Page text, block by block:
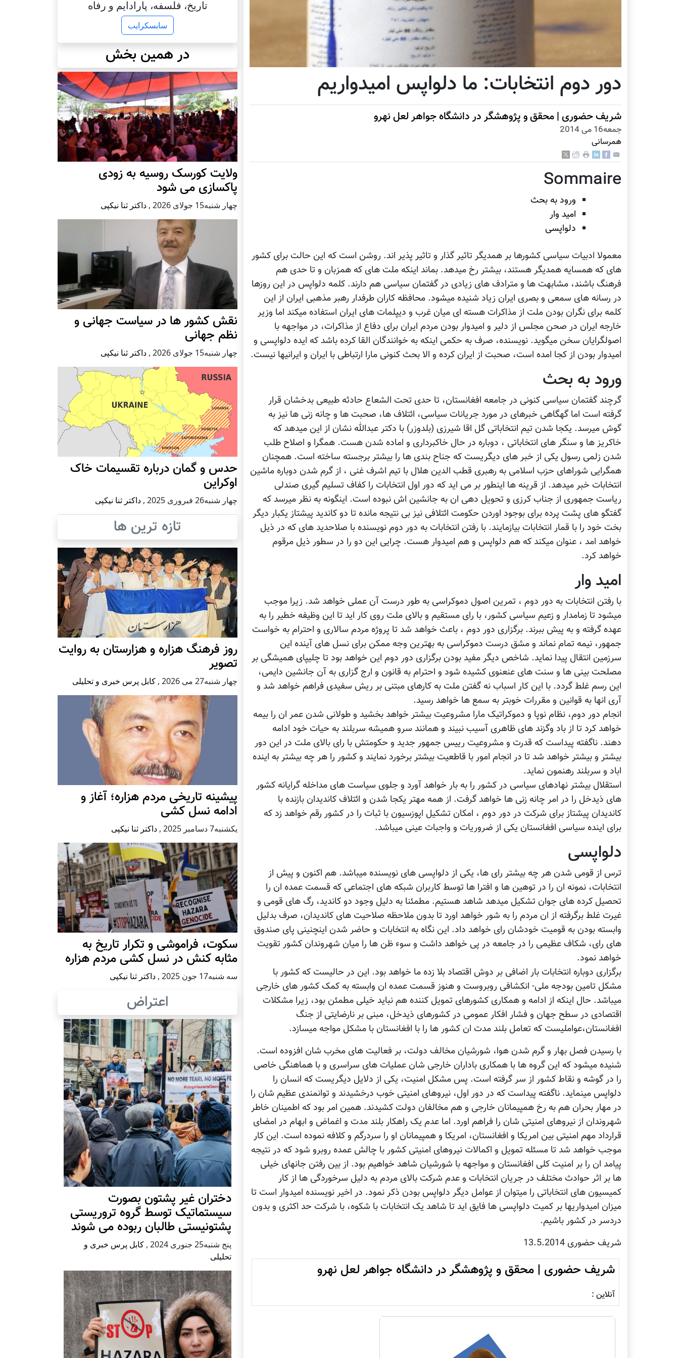
دور دوم انتخابات: ما دلواپس امیدواریم
شریف حضوری | محقق و پژوهشگر در دانشگاه جواهر لعل نهرو
جمعه16 می 2014
همرسانی
Sommaire
ورود به بحث
امید وار
دلواپسی
معمولا ادبیات سیاسی کشورها بر همدیگر تاثیر گذار و تاثیر پذیر اند. روشن است که این حالت برای کشور
های که همسایه همدیگر هستند، بیشتر رخ میدهد. بماند اینکه ملت های که همزبان و تا حدی هم
فرهنگ باشند، مشابهت ها و مترادف های زیادی در گفتمان سیاسی هم دارند. کلمه دلواپس در این روزها
در رسانه های سمعی و بصری ایران زیاد شنیده میشود. محافظه کاران طرفدار رهبر مذهبی ایران از این
کلمه برای نگران بودن ملت از مذاکرات هسته ای میان غرب و دیپلمات های ایران استفاده میکند اما وزیر
خارجه ایران در صحن مجلس از دلیر و امیدوار بودن مردم ایران برای دفاع از مذاکرات، در مواجهه با
اصولگرایان سخن میگوید. نویسنده، صرف به حکمی اینکه به خوانندگان القا کرده باشد که ایده دلواپسی و
امیدوار بودن از کجا امده است، صحبت از ایران کرده و الا بحث کنونی مارا ارتباطی با ایران و ایرانیها نیست.
ورود به بحث
گرچند گفتمان سیاسی کنونی در جامعه افغانستان، تا حدی تحت الشعاع حادثه طبیعی بدخشان قرار
گرفته است اما گهگاهی خبرهای در مورد جریانات سیاسی، ائتلاف ها، صحبت ها و چانه زنی ها نیز به
گوش میرسد. یکجا شدن تیم انتخاباتی گل اقا شیرزی (بلدوزر) با دکتر عبدالله نشان از این میدهد که
خاکریز ها و سنگر های انتخاباتی ، دوباره در حال خاکبرداری و اماده شدن هست. همگرا و اصلاح طلب
شدن زلمی رسول یکی از خبر های دیگریست که جناح بندی ها را بیشتر برجسته ساخته است. همچنان
همگرایی شوراهای حزب اسلامی به رهبری قطب الدین هلال با تیم اشرف غنی ، از گرم شدن دوباره ماشین
انتخابات خبر میدهد. از قرینه ها اینطور بر می اید که دور اول انتخابات را کفاف تسلیم گیری صندلی
ریاست جمهوری از جناب کرزی و تحویل دهی ان به جانشین اش نبوده است. اینگونه به نظر میرسد که
گفتگو های پشت پرده برای بوجود اوردن حکومت ائتلافی نیز بی نتیجه مانده تا دو کاندید پیشتاز یکبار دیگر
بخت خود را با قمار انتخابات بیازمایند. با رفتن انتخابات به دور دوم نویسنده با صلاحدید های که در ذیل
خواهد امد ، عنوان میکند که هم دلواپس و هم امیدوار هست. چرایی این دو را در سطور ذیل مرقوم
خواهد کرد.
امید وار
با رفتن انتخابات به دور دوم ، تمرین اصول دموکراسی به طور درست آن عملی خواهد شد. زیرا موجب
میشود تا زمامدار و زعیم سیاسی کشور، با رای مستقیم و بالای ملت روی کار اید تا این وظیفه خطیر را به
عهده گرفته و به پیش ببرند. برگزاری دور دوم ، باعث خواهد شد تا پروژه مردم سالاری و احترام به خواست
جمهور، نیمه تمام نماند و مشق درست دموکراسی به بهترین وجه ممکن برای نسل های آینده این
سرزمین انتقال پیدا نماید. شاخص دیگر مفید بودن برگزاری دور دوم این خواهد بود تا چلیپای همیشگی بر
مصلحت بینی ها و سنت های عنعنوی کشیده شود و احترام به قانون و ارج گزاری به آن جانشین دایمی،
این رسم غلط گردد. با این کار اسباب نه گفتن ملت به کارهای مبتنی بر ریش سفیدی فراهم خواهد شد و
آری انها به قوانین و مقررات خوبتر به سمع ها خواهد رسید.
انجام دور دوم، نظام نوپا و دموکراتیک مارا مشروعیت بیشتر خواهد بخشید و طولانی شدن عمر ان را بیمه
خواهد کرد تا از باد وگزند های ظاهری آسیب نبیند و همانند سرو همیشه سربلند به حیات خود ادامه
دهند. ناگفته پیداست که قدرت و مشروعیت رییس جمهور جدید و حکومتش با رای بالای ملت در این دور
بیشتر و بیشتر خواهد شد تا در انجام امور با قاطعیت بیشتر برخورد نمایند و کشور را هر چه بیشتر به اینده
اباد و سربلند رهنمون نماید.
استقلال بیشتر نهادهای سیاسی در کشور را به بار خواهد آورد و جلوی سیاست های مداخله گرایانه کشور
های ذیدخل را در امر چانه زنی ها خواهد گرفت. از همه مهتر یکجا شدن و ائتلاف کاندیدان بازنده با
کاندیدان پیشتاز برای شرکت در دور دوم ، امکان تشکیل اپوزسیون با ثبات را در کشور رقم خواهد زد که
برای اینده سیاسی افغانستان یکی از ضروریات و واجبات عینی میباشد.
دلواپسی
ترس از قومی شدن هر چه بیشتر رای ها، یکی از دلواپسی های نویسنده میباشد. هم اکنون و پیش از
انتخابات، نمونه ان را در توهین ها و افترا ها توسط کاربران شبکه های اجتماعی که قسمت عمده ان را
تحصیل کرده های جوان تشکیل میدهد شاهد هستیم. مطمئنا به دلیل وجود دو کاندید، رگ های قومی و
غیرت غلط برگرفته از ان مردم را به شور خواهد اورد تا بدون ملاحظه صلاحیت های کاندیدان، صرف بدلیل
وابسته بودن به قومیت خودشان رای خواهد داد. این نگاه به انتخابات و حاضر شدن اینچنینی پای صندوق
های رای، شکاف عظیمی را در جامعه در پی خواهد داشت و سوء ظن ها را میان شهروندان کشور تقویت
خواهد نمود.
برگزاری دوباره انتخابات بار اضافی بر دوش اقتصاد بلا زده ما خواهد بود. این در حالیست که کشور با
مشکل تامین بودجه ملی- انکشافی روبروست و هنوز قسمت عمده ان وابسته به کمک کشور های خارجی
میباشد. حال اینکه از ادامه و همکاری کشورهای تمویل کننده هم نباید خیلی مطمئن بود، زیرا مشکلات
اقتصادی در سطح جهان و فشار افکار عمومی در کشورهای ذیدخل، مبنی بر نارضایتی از جنگ
افغانستان،عواملیست که تعامل بلند مدت ان کشور ها را با افغانستان با مشکل مواجه میسازد.
با رسیدن فصل بهار و گرم شدن هوا، شورشیان مخالف دولت، بر فعالیت های مخرب شان افزوده است.
شنیده میشود که این گروه ها با همکاری باداران خارجی شان عملیات های سراسری و با هماهنگی خاصی
را در گوشه و نقاط کشور از سر گرفته است. پس مشکل امنیت، یکی از دلایل دیگریست که انسان را
دلواپس مینماید. ناگفته پیداست که در دور اول، نیروهای امنیتی خوب درخشیدند و توانمندی عظیم شان را
در مهار بحران هم به رخ همپیمانان خارجی و هم مخالفان دولت کشیدند. همین امر بود که اطمینان خاطر
شهروندان از نیروهای امنیتی شان را فراهم اورد. اما عدم یک راهکار بلند مدت و اغماض و ابهام در امضای
قرارداد مهم امنیتی بین امریکا و افغانستان، امریکا و همپیمانان او را سردرگم و کلافه نموده است. این کار
موجب خواهد شد تا مسئله تمویل و اکمالات نیروهای امنیتی کشور با چالش عمده روبرو شود که در نتیجه
پیامد ان را بر امنیت کلی افغانستان و مواجهه با شورشیان شاهد خواهیم بود. از بین رفتن جانهای خیلی
ها بر اثر حوادث مختلف در جریان انتخابات و عدم شرکت بالای مردم به دلیل سرخوردگی ها از کار
کمیسیون های انتخاباتی را میتوان از عوامل دیگر دلواپس بودن ذکر نمود. در اخیر نویسنده امیدوار است تا
میزان امیدواریها بر کمیت دلواپسی ها فایق اید تا شاهد یک انتخابات با شکوه، با شرکت حد اکثری و بدون
دردسر در کشور باشیم.
شریف حضوری 13.5.2014
شریف حضوری | محقق و پژوهشگر در دانشگاه جواهر لعل نهرو
آنلاین :
تاریخ، فلسفه، پارادایم و رفاه
سابسکرایب
در همین بخش
ولایت کورسک روسیه به زودی
پاکسازی می شود
چهار شنبه15 جولای 2026 , داکتر ثنا نیکپی
نقش کشور ها در سیاست جهانی و
نظم جهانی
چهار شنبه15 جولای 2026 , داکتر ثنا نیکپی
حدس و گمان درباره تقسیمات خاک
اوکراین
چهار شنبه26 فبروری 2025 , داکتر ثنا نیکپی
تازه ترین ها
روز فرهنگ هزاره و هزارستان به روایت
تصویر
چهار شنبه27 می 2026 , کابل پرس خبری و تحلیلی
پيشينه تاريخی مردم هزاره؛ آغاز و
ادامه نسل کشی
يكشنبه7 دسامبر 2025 , داکتر ثنا نیکپی
سکوت، فراموشی و تکرار تاريخ به
مثابه کنش در نسل کشی مردم هزاره
سه شنبه17 جون 2025 , داکتر ثنا نیکپی
اعتراض
دختران غیر پشتون بصورت
سیستماتیک توسط گروه تروریستی
پشتونیستی طالبان ربوده می شوند
پنج شنبه25 جنوری 2024 , کابل پرس خبری و
تحلیلی